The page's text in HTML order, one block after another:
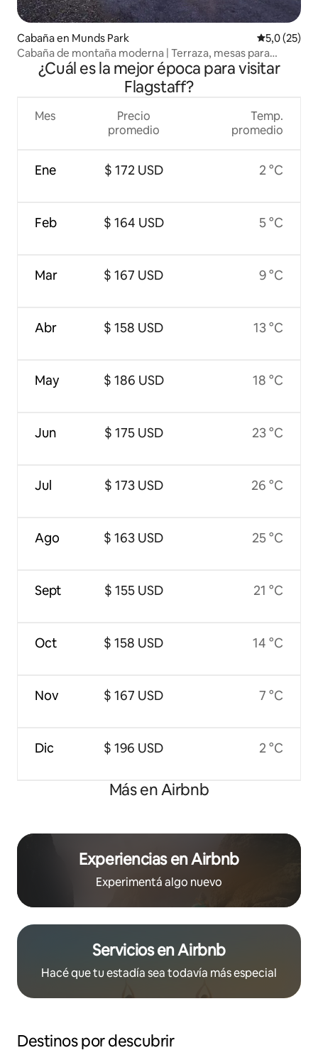
Cabaña en Munds Park Calificación
5,0 (25)
Cabaña de montaña moderna | Terraza, mesas para
fogatas y bicicletas
¿Cuál es la mejor época para visitar
Flagstaff?
Mes
Ene
Feb
Mar
Abr
May
Jun
Jul
Ago
Sept
Oct
Nov
Dic
Precio
promedio
$ 172 USD
$ 164 USD
$ 167 USD
$ 158 USD
$ 186 USD
$ 175 USD
$ 173 USD
$ 163 USD
$ 155 USD
$ 158 USD
$ 167 USD
$ 196 USD
Temp.
promedio
2 °C
5 °C
9 °C
13 °C
18 °C
23 °C
26 °C
25 °C
21 °C
14 °C
7 °C
2 °C
Más en Airbnb
Experiencias en Airbnb
Experimentá algo nuevo
Servicios en Airbnb
Hacé que tu estadía sea todavía más especial
Destinos por descubrir